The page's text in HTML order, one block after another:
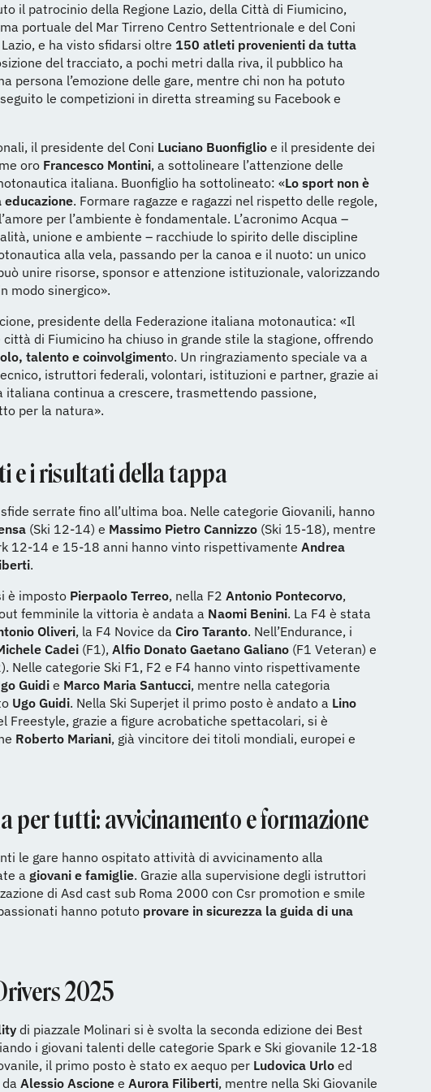
il patrocinio della Regione Lazio, della Città di Fiumicino,
portuale del Mar Tirreno Centro Settentrionale e del Coni
e ha visto sfidarsi oltre 150 atleti provenienti da tutta
del tracciato, a pochi metri dalla riva, il pubblico ha
persona l’emozione delle gare, mentre chi non ha potuto
le competizioni in diretta streaming su Facebook e
il presidente del Coni Luciano Buonfiglio e il presidente dei
oro Francesco Montini, a sottolineare l’attenzione delle
italiana. Buonfiglio ha sottolineato: «Lo sport non è
. Formare ragazze e ragazzi nel rispetto delle regole,
per l’ambiente è fondamentale. L’acronimo Acqua –
unione e ambiente – racchiude lo spirito delle discipline
alla vela, passando per la canoa e il nuoto: un unico
unire risorse, sponsor e attenzione istituzionale, valorizzando
modo sinergico».
presidente della Federazione italiana motonautica: «Il
città di Fiumicino ha chiuso in grande stile la stagione, offrendo
talento e coinvolgimento. Un ringraziamento speciale va a
istruttori federali, volontari, istituzioni e partner, grazie ai
italiana continua a crescere, trasmettendo passione,
per la natura».
e i risultati della tappa
serrate fino all’ultima boa. Nelle categorie Giovanili, hanno
(Ski 12-14) e Massimo Pietro Cannizzo (Ski 15-18), mentre
12-14 e 15-18 anni hanno vinto rispettivamente Andrea
.
è imposto Pierpaolo Terreo, nella F2 Antonio Pontecorvo,
femminile la vittoria è andata a Naomi Benini. La F4 è stata
Oliveri, la F4 Novice da Ciro Taranto. Nell’Endurance, i
Cadei (F1), Alfio Donato Gaetano Galiano (F1 Veteran) e
Nelle categorie Ski F1, F2 e F4 hanno vinto rispettivamente
Guidi e Marco Maria Santucci, mentre nella categoria
Ugo Guidi. Nella Ski Superjet il primo posto è andato a Lino
Freestyle, grazie a figure acrobatiche spettacolari, si è
Roberto Mariani, già vincitore dei titoli mondiali, europei e
per tutti: avvicinamento e formazione
le gare hanno ospitato attività di avvicinamento alla
a giovani e famiglie. Grazie alla supervisione degli istruttori
di Asd cast sub Roma 2000 con Csr promotion e smile
hanno potuto provare in sicurezza la guida di una
2025
di piazzale Molinari si è svolta la seconda edizione dei Best
i giovani talenti delle categorie Spark e Ski giovanile 12-18
il primo posto è stato ex aequo per Ludovica Urlo ed
Alessio Ascione e Aurora Filiberti, mentre nella Ski Giovanile